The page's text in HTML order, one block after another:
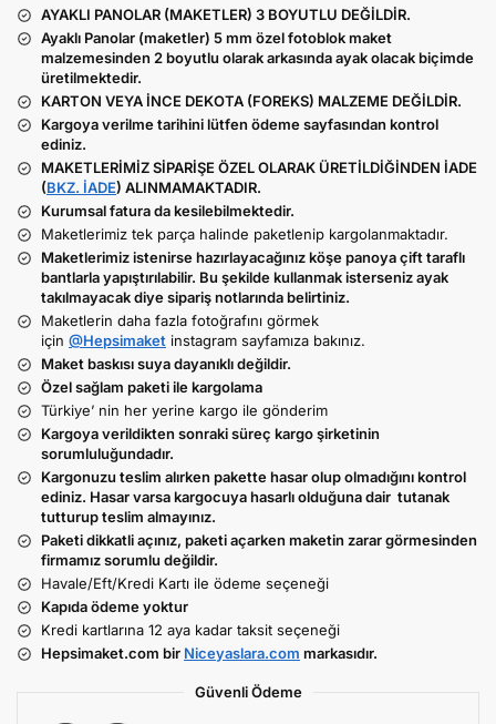
AYAKLI PANOLAR (MAKETLER) 3 BOYUTLU DEĞİLDİR.
Ayaklı Panolar (maketler) 5 mm özel fotoblok maket
malzemesinden 2 boyutlu olarak arkasında ayak olacak biçimde
üretilmektedir.
KARTON VEYA İNCE DEKOTA (FOREKS) MALZEME DEĞİLDİR.
Kargoya verilme tarihini lütfen ödeme sayfasından kontrol
ediniz.
MAKETLERİMİZ SİPARİŞE ÖZEL OLARAK ÜRETİLDİĞİNDEN İADE
(BKZ. İADE) ALINMAMAKTADIR.
Kurumsal fatura da kesilebilmektedir.
Maketlerimiz tek parça halinde paketlenip kargolanmaktadır.
Maketlerimiz istenirse hazırlayacağınız köşe panoya çift taraflı
bantlarla yapıştırılabilir. Bu şekilde kullanmak isterseniz ayak
takılmayacak diye sipariş notlarında belirtiniz.
Maketlerin daha fazla fotoğrafını görmek
için @Hepsimaket instagram sayfamıza bakınız.
Maket baskısı suya dayanıklı değildir.
Özel sağlam paketi ile kargolama
Türkiye’ nin her yerine kargo ile gönderim
Kargoya verildikten sonraki süreç kargo şirketinin
sorumluluğundadır.
Kargonuzu teslim alırken pakette hasar olup olmadığını kontrol
ediniz. Hasar varsa kargocuya hasarlı olduğuna dair tutanak
tutturup teslim almayınız.
Paketi dikkatli açınız, paketi açarken maketin zarar görmesinden
firmamız sorumlu değildir.
Havale/Eft/Kredi Kartı ile ödeme seçeneği
Kapıda ödeme yoktur
Kredi kartlarına 12 aya kadar taksit seçeneği
Hepsimaket.com bir Niceyaslara.com markasıdır.
Güvenli Ödeme